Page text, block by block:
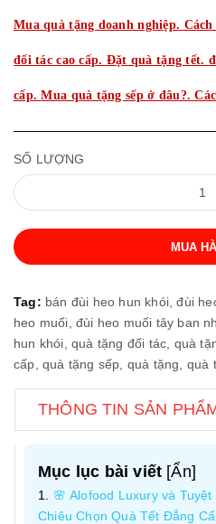
Mua quà tặng doanh nghiệp.
đối tác cao cấp. Đặt quà tặng tết.
cấp.Mua quà tặng sếp ở đâu?.
SỐ LƯỢNG
MUA
Tag: bán đùi heo hun khói,đùi
heo muối, đùi heo muối tây ban
hun khói, quà tặng đối tác, quà
cấp, quà tặng sếp, quà tặng, quà
THÔNG TIN SẢN
Mục lục bài viết [Ẩn]
🌸 Alofood Luxury và
Chiêu Chọn Quà Tết Đẳng